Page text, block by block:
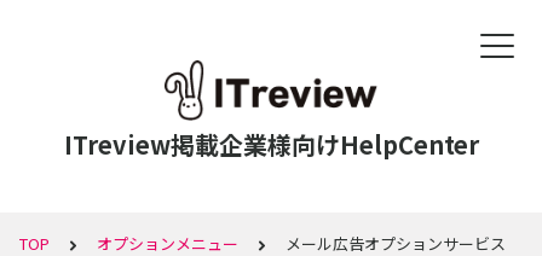
ITreview掲載企業様向けHelpCenter
TOP オプションメニュー メール広告オプションサービス